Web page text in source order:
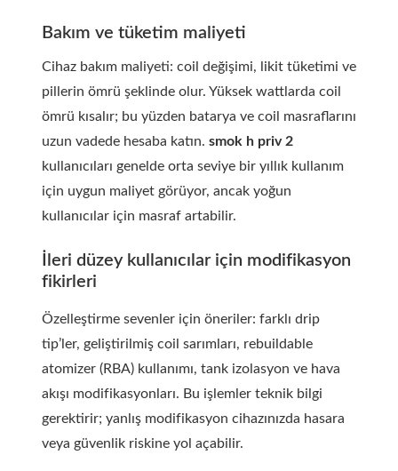
Bakım ve tüketim maliyeti
Cihaz bakım maliyeti: coil değişimi, likit tüketimi ve
pillerin ömrü şeklinde olur. Yüksek wattlarda coil
ömrü kısalır; bu yüzden batarya ve coil masraflarını
uzun vadede hesaba katın. smok h priv 2
kullanıcıları genelde orta seviye bir yıllık kullanım
için uygun maliyet görüyor, ancak yoğun
kullanıcılar için masraf artabilir.
İleri düzey kullanıcılar için modifikasyon
fikirleri
Özelleştirme sevenler için öneriler: farklı drip
tip’ler, geliştirilmiş coil sarımları, rebuildable
atomizer (RBA) kullanımı, tank izolasyon ve hava
akışı modifikasyonları. Bu işlemler teknik bilgi
gerektirir; yanlış modifikasyon cihazınızda hasara
veya güvenlik riskine yol açabilir.